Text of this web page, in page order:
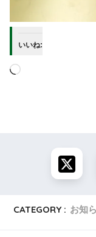
いいね:
CATEGORY : お知